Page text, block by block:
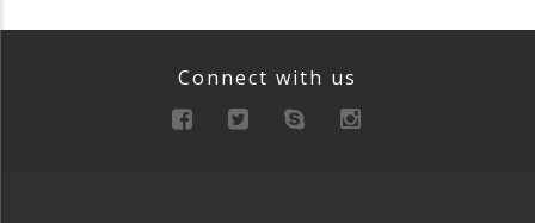
Connect with us